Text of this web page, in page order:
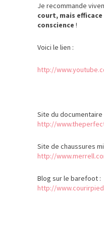
Je recommande
court, mais
conscience !
Voici le lien :
http://
Site du documentaire
http://
Site de chaussures
http://
Blog sur le barefoot :
http://